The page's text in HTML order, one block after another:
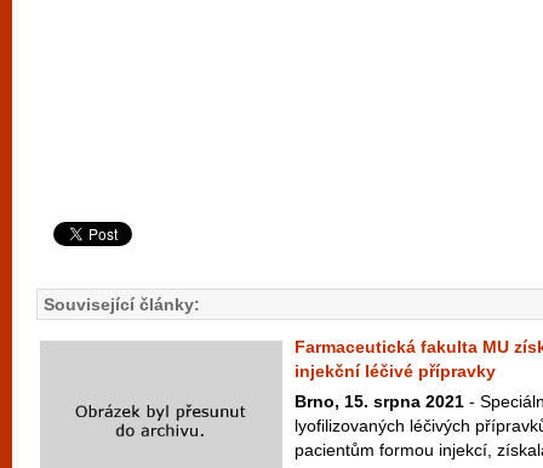
Související články:
Farmaceutická fakulta MU
injekční léčivé přípravky
Brno, 15. srpna 2021 -
lyofilizovaných léčivých
pacientům formou injekcí,